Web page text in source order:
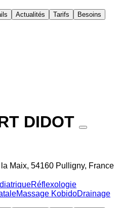
Actualités Tarifs
Besoins
DIDOT
Maix, 54160 Pulligny, France
Réflexologie
Massage KobidoDrainage